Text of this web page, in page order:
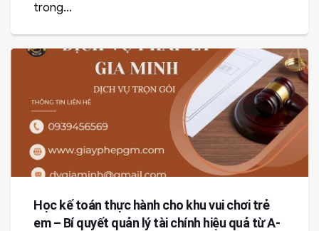
trong...
Học kế toán thực hành cho khu vui chơi trẻ
em – Bí quyết quản lý tài chính hiệu quả từ A-